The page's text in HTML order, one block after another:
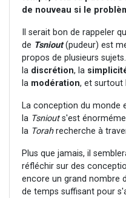
de nouveau si le
Il serait bon de rappeler
de Tsniout(pudeur) est
propos de plusieurs
la discrétion, la
la modération, et surtout
La conception du monde
la Tsniouts'est
la Torahrecherche à
Plus que jamais, il
réfléchir sur des
encore un grand nombre
de temps suffisant pour